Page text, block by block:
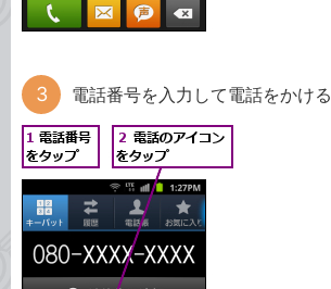
電話番号を入力して電話をかける